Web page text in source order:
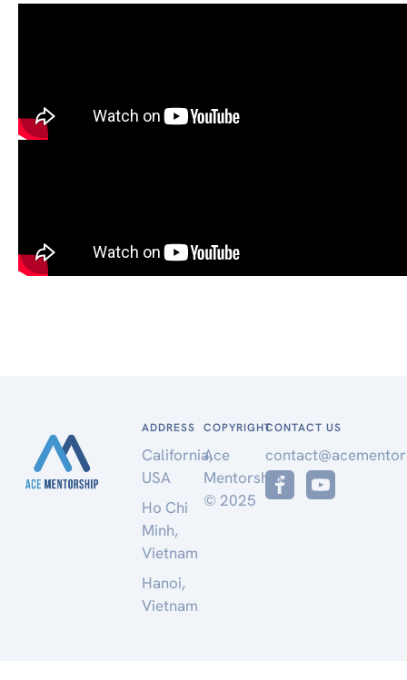
ADDRESS
California,
USA
Ho Chi
Minh,
Vietnam
Hanoi,
Vietnam
COPYRIGHT
Ace
Mentorship
© 2025
CONTACT US